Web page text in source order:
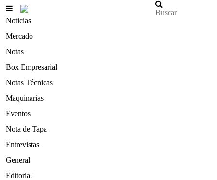
Noticias
Mercado
Notas
Box Empresarial
Notas Técnicas
Maquinarias
Eventos
Nota de Tapa
Entrevistas
General
Editorial